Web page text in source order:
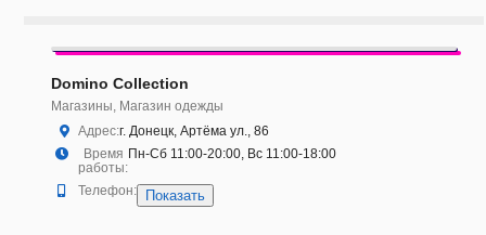
Domino Collection
Магазины, Магазин одежды
Адрес:г. Донецк, Артёма ул., 86
Время
работы:
Пн-Сб 11:00-20:00, Вс 11:00-18:00
Телефон: Показать